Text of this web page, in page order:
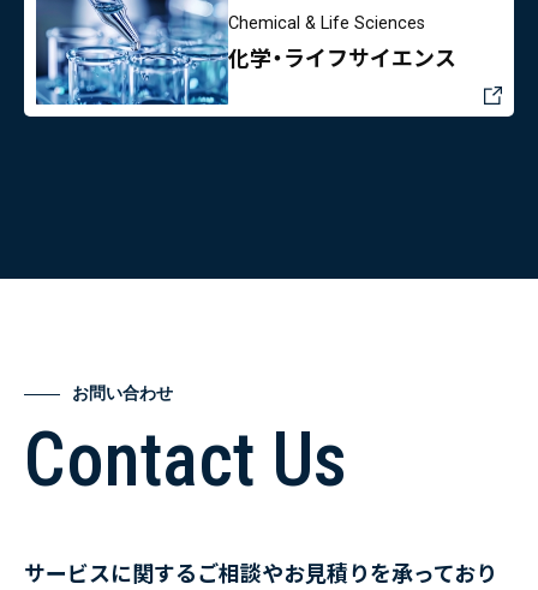
Chemical & Life Sciences
化学・ライフサイエンス
お問い合わせ
Contact Us
サービスに関するご相談やお見積りを承っており